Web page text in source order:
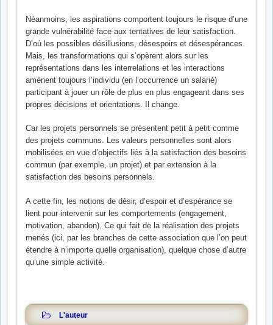
Néanmoins, les aspirations comportent toujours le risque d’une
grande vulnérabilité face aux tentatives de leur satisfaction.
D’où les possibles désillusions, désespoirs et désespérances.
Mais, les transformations qui s’opèrent alors sur les
représentations dans les interrelations et les interactions
amènent toujours l’individu (en l’occurrence un salarié)
participant à jouer un rôle de plus en plus engageant dans ses
propres décisions et orientations. Il change.
Car les projets personnels se présentent petit à petit comme
des projets communs. Les valeurs personnelles sont alors
mobilisées en vue d’objectifs liés à la satisfaction des besoins
commun (par exemple, un projet) et par extension à la
satisfaction des besoins personnels.
A cette fin, les notions de désir, d’espoir et d’espérance se
lient pour intervenir sur les comportements (engagement,
motivation, abandon). Ce qui fait de la réalisation des projets
menés (ici, par les branches de cette association que l’on peut
étendre à n’importe quelle organisation), quelque chose d’autre
qu’une simple activité.
L'auteur